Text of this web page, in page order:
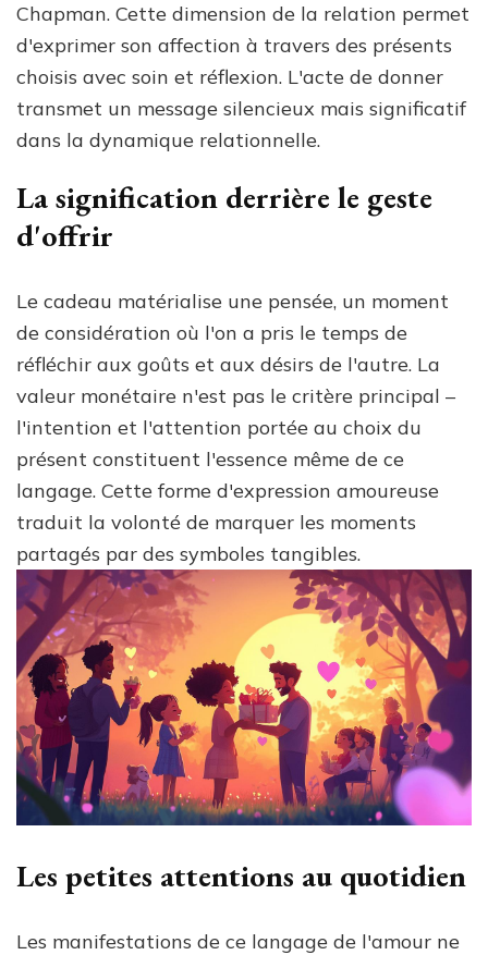
Chapman. Cette dimension de la relation permet
d'exprimer son affection à travers des présents
choisis avec soin et réflexion. L'acte de donner
transmet un message silencieux mais significatif
dans la dynamique relationnelle.
La signification derrière le geste
d'offrir
Le cadeau matérialise une pensée, un moment
de considération où l'on a pris le temps de
réfléchir aux goûts et aux désirs de l'autre. La
valeur monétaire n'est pas le critère principal –
l'intention et l'attention portée au choix du
présent constituent l'essence même de ce
langage. Cette forme d'expression amoureuse
traduit la volonté de marquer les moments
partagés par des symboles tangibles.
Les petites attentions au quotidien
Les manifestations de ce langage de l'amour ne